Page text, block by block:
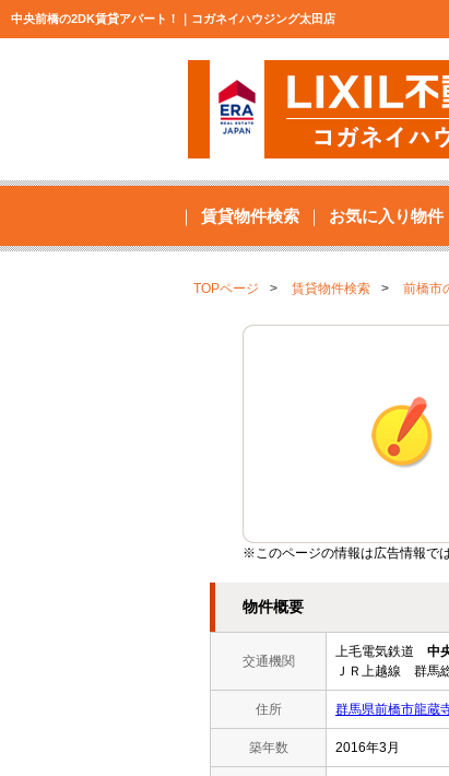
中央前橋の2DK賃貸アパート！｜コガネイハウジング太田店
賃貸物件検索 お気に入り物件
TOPページ 賃貸物件検索 前橋市
※このページの情報は広告情報で
物件概要
交通機関
上毛電気鉄道 中
ＪＲ上越線 群馬
住所 群馬県前橋市龍蔵
築年数 2016年3月